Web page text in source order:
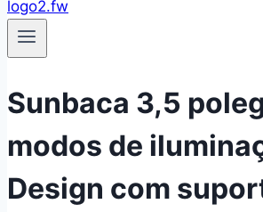
Sunbaca 3,5
modos de
Design com